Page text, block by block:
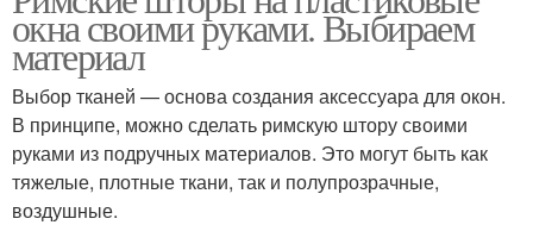
окна своими руками. Выбираем
материал
Выбор тканей — основа создания аксессуара для окон.
В принципе, можно сделать римскую штору своими
руками из подручных материалов. Это могут быть как
тяжелые, плотные ткани, так и полупрозрачные,
воздушные.